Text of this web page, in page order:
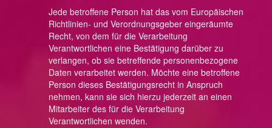
Jede betroffene Person hat das vom Europäischen
Richtlinien- und Verordnungsgeber eingeräumte
Recht, von dem für die Verarbeitung
Verantwortlichen eine Bestätigung darüber zu
verlangen, ob sie betreffende personenbezogene
Daten verarbeitet werden. Möchte eine betroffene
Person dieses Bestätigungsrecht in Anspruch
nehmen, kann sie sich hierzu jederzeit an einen
Mitarbeiter des für die Verarbeitung
Verantwortlichen wenden.